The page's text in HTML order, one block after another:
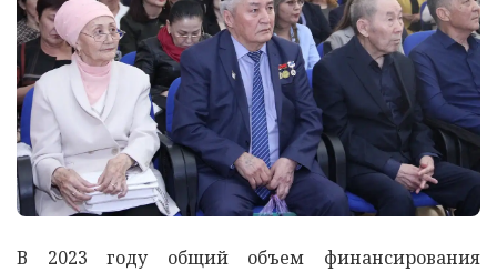
В 2023 году общий объем финансирования